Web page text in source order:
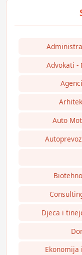
Advokati -
Auto
Djeca i